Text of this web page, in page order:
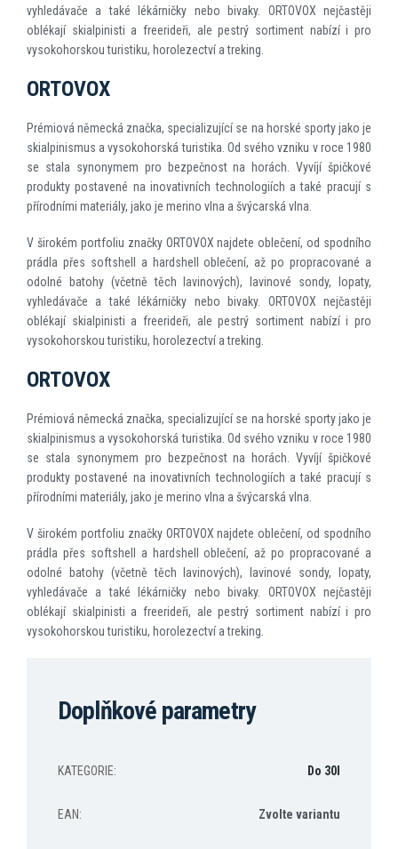
vyhledávače a také lékárničky nebo bivaky. ORTOVOX nejčastěji
oblékají skialpinisti a freerideři, ale pestrý sortiment nabízí i pro
vysokohorskou turistiku, horolezectví a treking.
ORTOVOX
Prémiová německá značka, specializující se na horské sporty jako je
skialpinismus a vysokohorská turistika. Od svého vzniku v roce 1980
se stala synonymem pro bezpečnost na horách. Vyvíjí špičkové
produkty postavené na inovativních technologiích a také pracují s
přírodními materiály, jako je merino vlna a švýcarská vlna.
V širokém portfoliu značky ORTOVOX najdete oblečení, od spodního
prádla přes softshell a hardshell oblečení, až po propracované a
odolné batohy (včetně těch lavinových), lavinové sondy, lopaty,
vyhledávače a také lékárničky nebo bivaky. ORTOVOX nejčastěji
oblékají skialpinisti a freerideři, ale pestrý sortiment nabízí i pro
vysokohorskou turistiku, horolezectví a treking.
ORTOVOX
Prémiová německá značka, specializující se na horské sporty jako je
skialpinismus a vysokohorská turistika. Od svého vzniku v roce 1980
se stala synonymem pro bezpečnost na horách. Vyvíjí špičkové
produkty postavené na inovativních technologiích a také pracují s
přírodními materiály, jako je merino vlna a švýcarská vlna.
V širokém portfoliu značky ORTOVOX najdete oblečení, od spodního
prádla přes softshell a hardshell oblečení, až po propracované a
odolné batohy (včetně těch lavinových), lavinové sondy, lopaty,
vyhledávače a také lékárničky nebo bivaky. ORTOVOX nejčastěji
oblékají skialpinisti a freerideři, ale pestrý sortiment nabízí i pro
vysokohorskou turistiku, horolezectví a treking.
Doplňkové parametry
KATEGORIE: Do 30l
EAN: Zvolte variantu